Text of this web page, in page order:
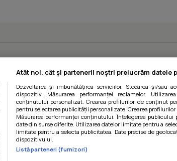
Atât noi, cât și partenerii noștri prelucrăm datele
Dezvoltarea și îmbunătățirea serviciilor. Stocarea și/sau
dispozitiv. Măsurarea performanței reclamelor.
conținutului personalizat. Crearea profilurilor de conținut
pentru selectarea publicității personalizate. Crearea
Măsurarea performanței conținutului. Înțelegerea
date din surse diferite. Utilizarea datelor limitate pentru a
limitate pentru a selecta publicitatea. Date precise de
dispozitivului.
Listă parteneri (furnizori)